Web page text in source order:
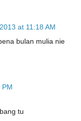
at 11:18 AM
bulan mulia nie
PM
tu